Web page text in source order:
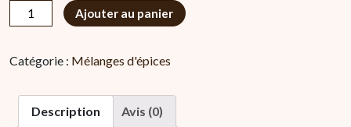
quantité
de
pour
Ajouter au panier
Catégorie : Mélanges d'épices
Description Avis (0)